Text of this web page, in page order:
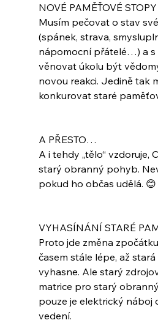
NOVÉ PAMĚŤOVÉ STOPY
Musím pečovat o stav
(spánek, strava,
nápomocní přátelé…) a s
věnovat úkolu být
novou reakci. Jedině tak
konkurovat staré
A PŘESTO…
A i tehdy „tělo“ vzdoruje,
starý obranný pohyb.
pokud ho občas udělá. 😊
VYHASÍNÁNÍ STARÉ
Proto jde změna
časem stále lépe, až
vyhasne. Ale starý
matrice pro starý
pouze je elektrický náboj
vedení.